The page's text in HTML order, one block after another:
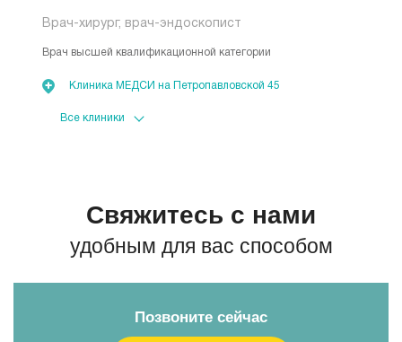
Врач-хирург, врач-эндоскопист
Врач высшей квалификационной категории
Клиника МЕДСИ на Петропавловской 45
Клиника МЕДСИ на Газеты «Звезда»
Свяжитесь с нами
удобным для вас способом
Позвоните сейчас